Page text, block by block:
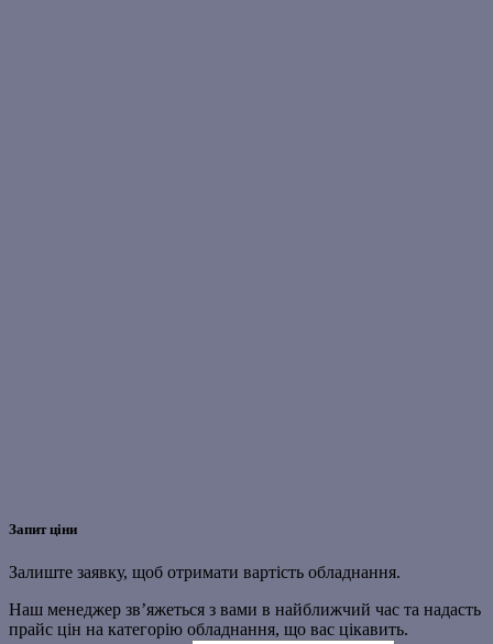
Запит ціни
Залиште заявку, щоб отримати вартість обладнання.
Наш менеджер зв’яжеться з вами в найближчий час та надасть
прайс цін на категорію обладнання, що вас цікавить.